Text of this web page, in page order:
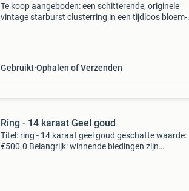
Te koop aangeboden: een schitterende, originele
vintage starburst clusterring in een tijdloos bloem-
Gebruikt Ophalen of Verzenden
Ring - 14 karaat Geel goud
Titel: ring - 14 karaat geel goud geschatte waarde:
€500.0 Belangrijk: winnende biedingen zijn